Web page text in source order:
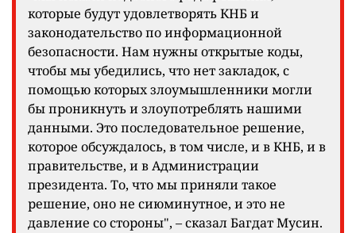
которые будут удовлетворять КНБ и
законодательство по информационной
безопасности. Нам нужны открытые коды,
чтобы мы убедились, что нет закладок, с
помощью которых злоумышленники могли
бы проникнуть и злоупотреблять нашими
данными. Это последовательное решение,
которое обсуждалось, в том числе, и в КНБ, и в
правительстве, и в Администрации
президента. То, что мы приняли такое
решение, оно не сиюминутное, и это не
давление со стороны", – сказал Багдат Мусин.